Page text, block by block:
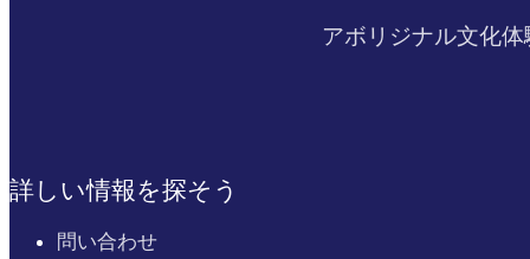
アボリジナル文化
詳しい情報を探そう
問い合わせ